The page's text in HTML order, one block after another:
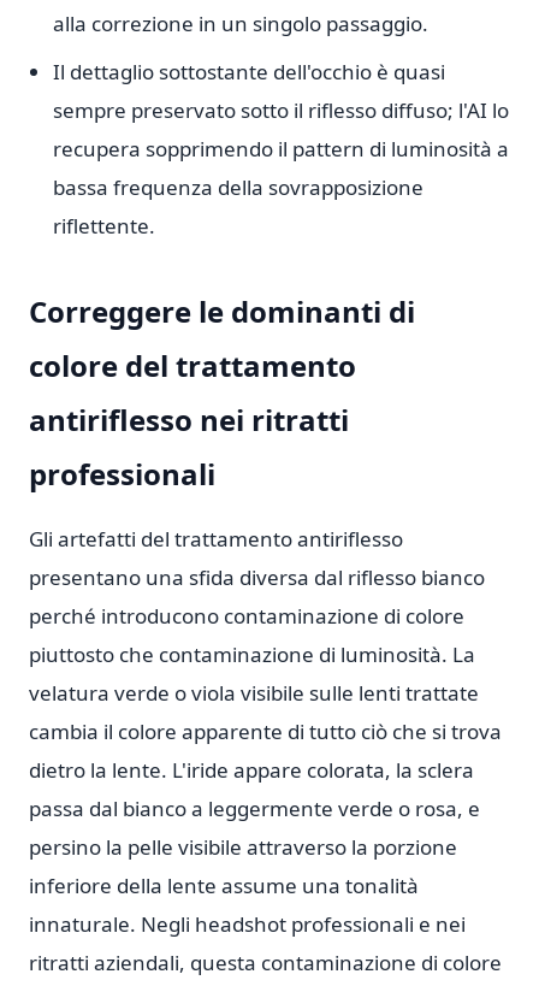
alla correzione in un singolo passaggio.
Il dettaglio sottostante dell'occhio è quasi
sempre preservato sotto il riflesso diffuso; l'AI lo
recupera sopprimendo il pattern di luminosità a
bassa frequenza della sovrapposizione
riflettente.
Correggere le dominanti di
colore del trattamento
antiriflesso nei ritratti
professionali
Gli artefatti del trattamento antiriflesso
presentano una sfida diversa dal riflesso bianco
perché introducono contaminazione di colore
piuttosto che contaminazione di luminosità. La
velatura verde o viola visibile sulle lenti trattate
cambia il colore apparente di tutto ciò che si trova
dietro la lente. L'iride appare colorata, la sclera
passa dal bianco a leggermente verde o rosa, e
persino la pelle visibile attraverso la porzione
inferiore della lente assume una tonalità
innaturale. Negli headshot professionali e nei
ritratti aziendali, questa contaminazione di colore